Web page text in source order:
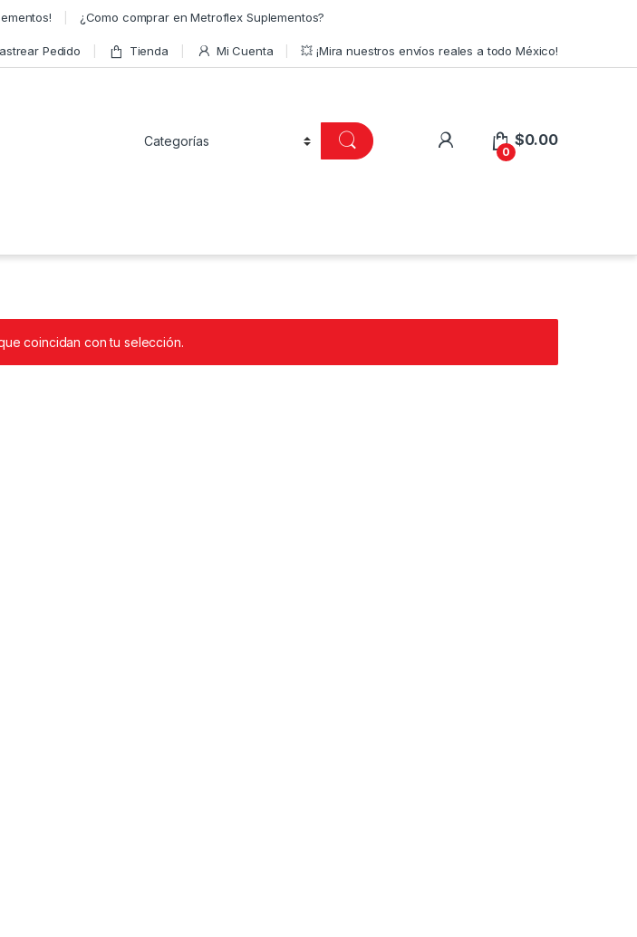
¿Como comprar en Metroflex Suplementos?
Pedido Tienda Mi Cuenta 💥 ¡Mira nuestros envíos reales a todo México!
0
$0.00
coincidan con tu selección.